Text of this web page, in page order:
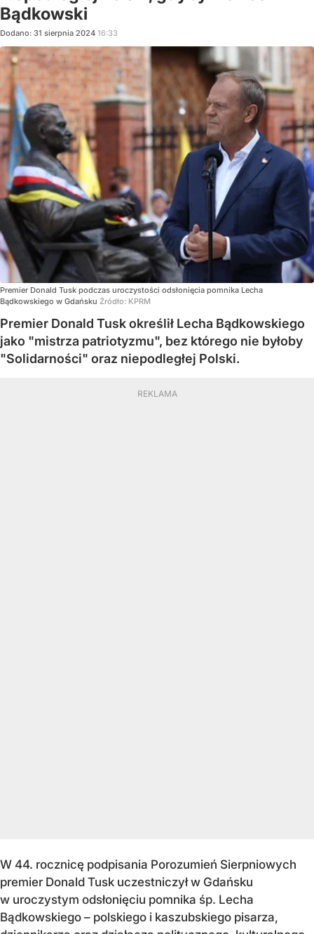
Bądkowski
Dodano: 31 sierpnia 2024 16:33
Premier Donald Tusk podczas uroczystości odsłonięcia pomnika Lecha
Bądkowskiego w Gdańsku Źródło: KPRM
Premier Donald Tusk określił Lecha Bądkowskiego
jako "mistrza patriotyzmu", bez którego nie byłoby
"Solidarności" oraz niepodległej Polski.
W 44. rocznicę podpisania Porozumień Sierpniowych
premier Donald Tusk uczestniczył w Gdańsku
w uroczystym odsłonięciu pomnika śp. Lecha
Bądkowskiego – polskiego i kaszubskiego pisarza,